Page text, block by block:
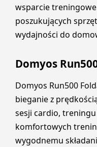
wsparcie
poszukujących
wydajności do
Domyos
Domyos Run500
bieganie z
sesji cardio,
komfortowych
wygodnemu